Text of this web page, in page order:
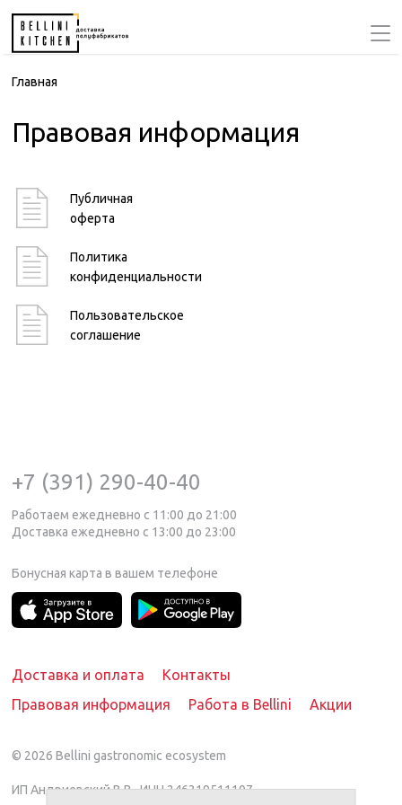
Главная
Правовая информация
Публичная
оферта
Политика
конфиденциальности
Пользовательское
соглашение
+7 (391) 290-40-40
Работаем ежедневно с 11:00 до 21:00
Доставка ежедневно с 13:00 до 23:00
Бонусная карта в вашем телефоне
Доставка и оплата
Контакты
Правовая информация
Работа в Bellini Акции
© 2026 Bellini gastronomic ecosystem
ИП Андриевский В.В., ИНН 246319511107